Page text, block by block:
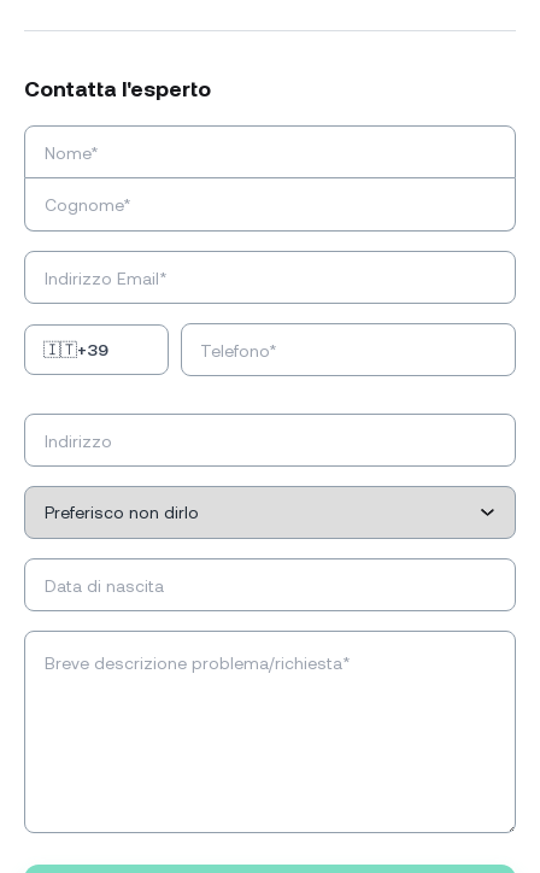
Contatta l'esperto
🇮🇹+39